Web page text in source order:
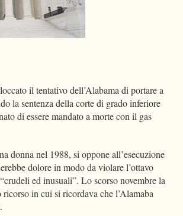
il tentativo dell’Alabama di portare a
la sentenza della corte di grado inferiore
di essere mandato a morte con il gas
donna nel 1988, si oppone all’esecuzione
dolore in modo da violare l’ottavo
ed inusuali”. Lo scorso novembre la
in cui si ricordava che l’Alamaba